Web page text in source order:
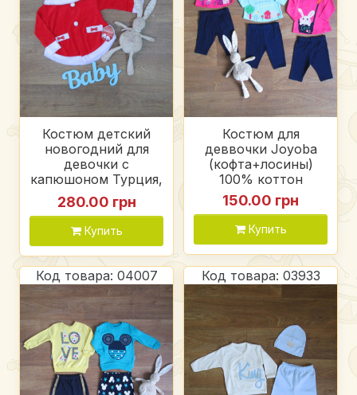
Костюм детский
новогодний для
девочки с
капюшоном Турция,
коттон
280.00 грн
Купить
Костюм для
деввочки Joyoba
(кофта+лосины)
100% коттон
150.00 грн
Купить
Код товара: 04007 Код товара: 03933